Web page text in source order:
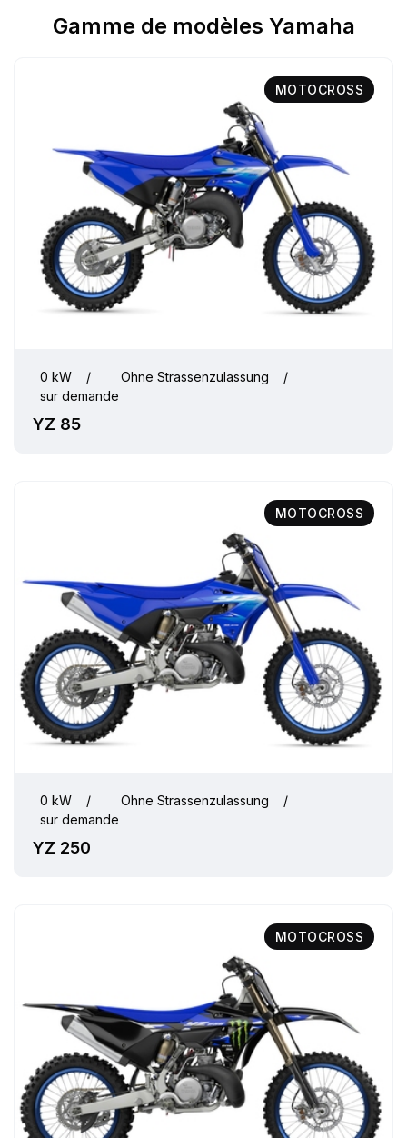
Gamme de modèles Yamaha
MOTOCROSS
0 kW / Ohne Strassenzulassung
/
sur demande
YZ 85
MOTOCROSS
0 kW / Ohne Strassenzulassung
/
sur demande
YZ 250
MOTOCROSS